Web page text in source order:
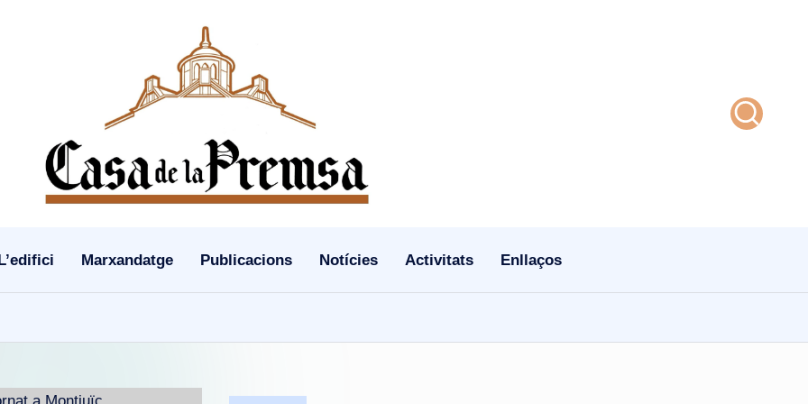
Marxandatge Publicacions Notícies Activitats Enllaços